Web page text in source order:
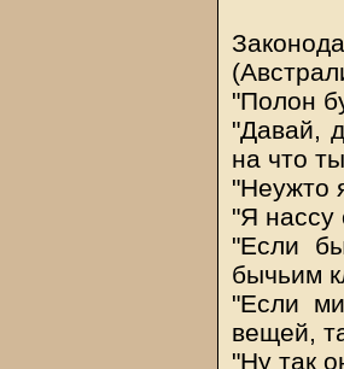
"Полон
"Давай,
на что
"Неужто
"Я нассу
"Если
бычьим
"Если
вещей,
"Ну так